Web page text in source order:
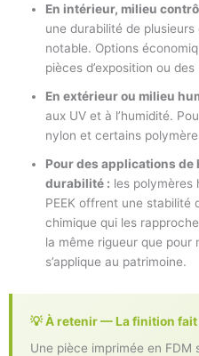
En intérieur, milieu
une durabilité de
notable. Options
pièces d’exposition ou
En extérieur ou milieu
aux UV et à l’humidité.
nylon et certains
Pour des applications
durabilité : les polymères
PEEK offrent une stabilité
chimique qui les
la même rigueur que pour
s’applique au patrimoine.
💡 À retenir — La finition
Une pièce imprimée en